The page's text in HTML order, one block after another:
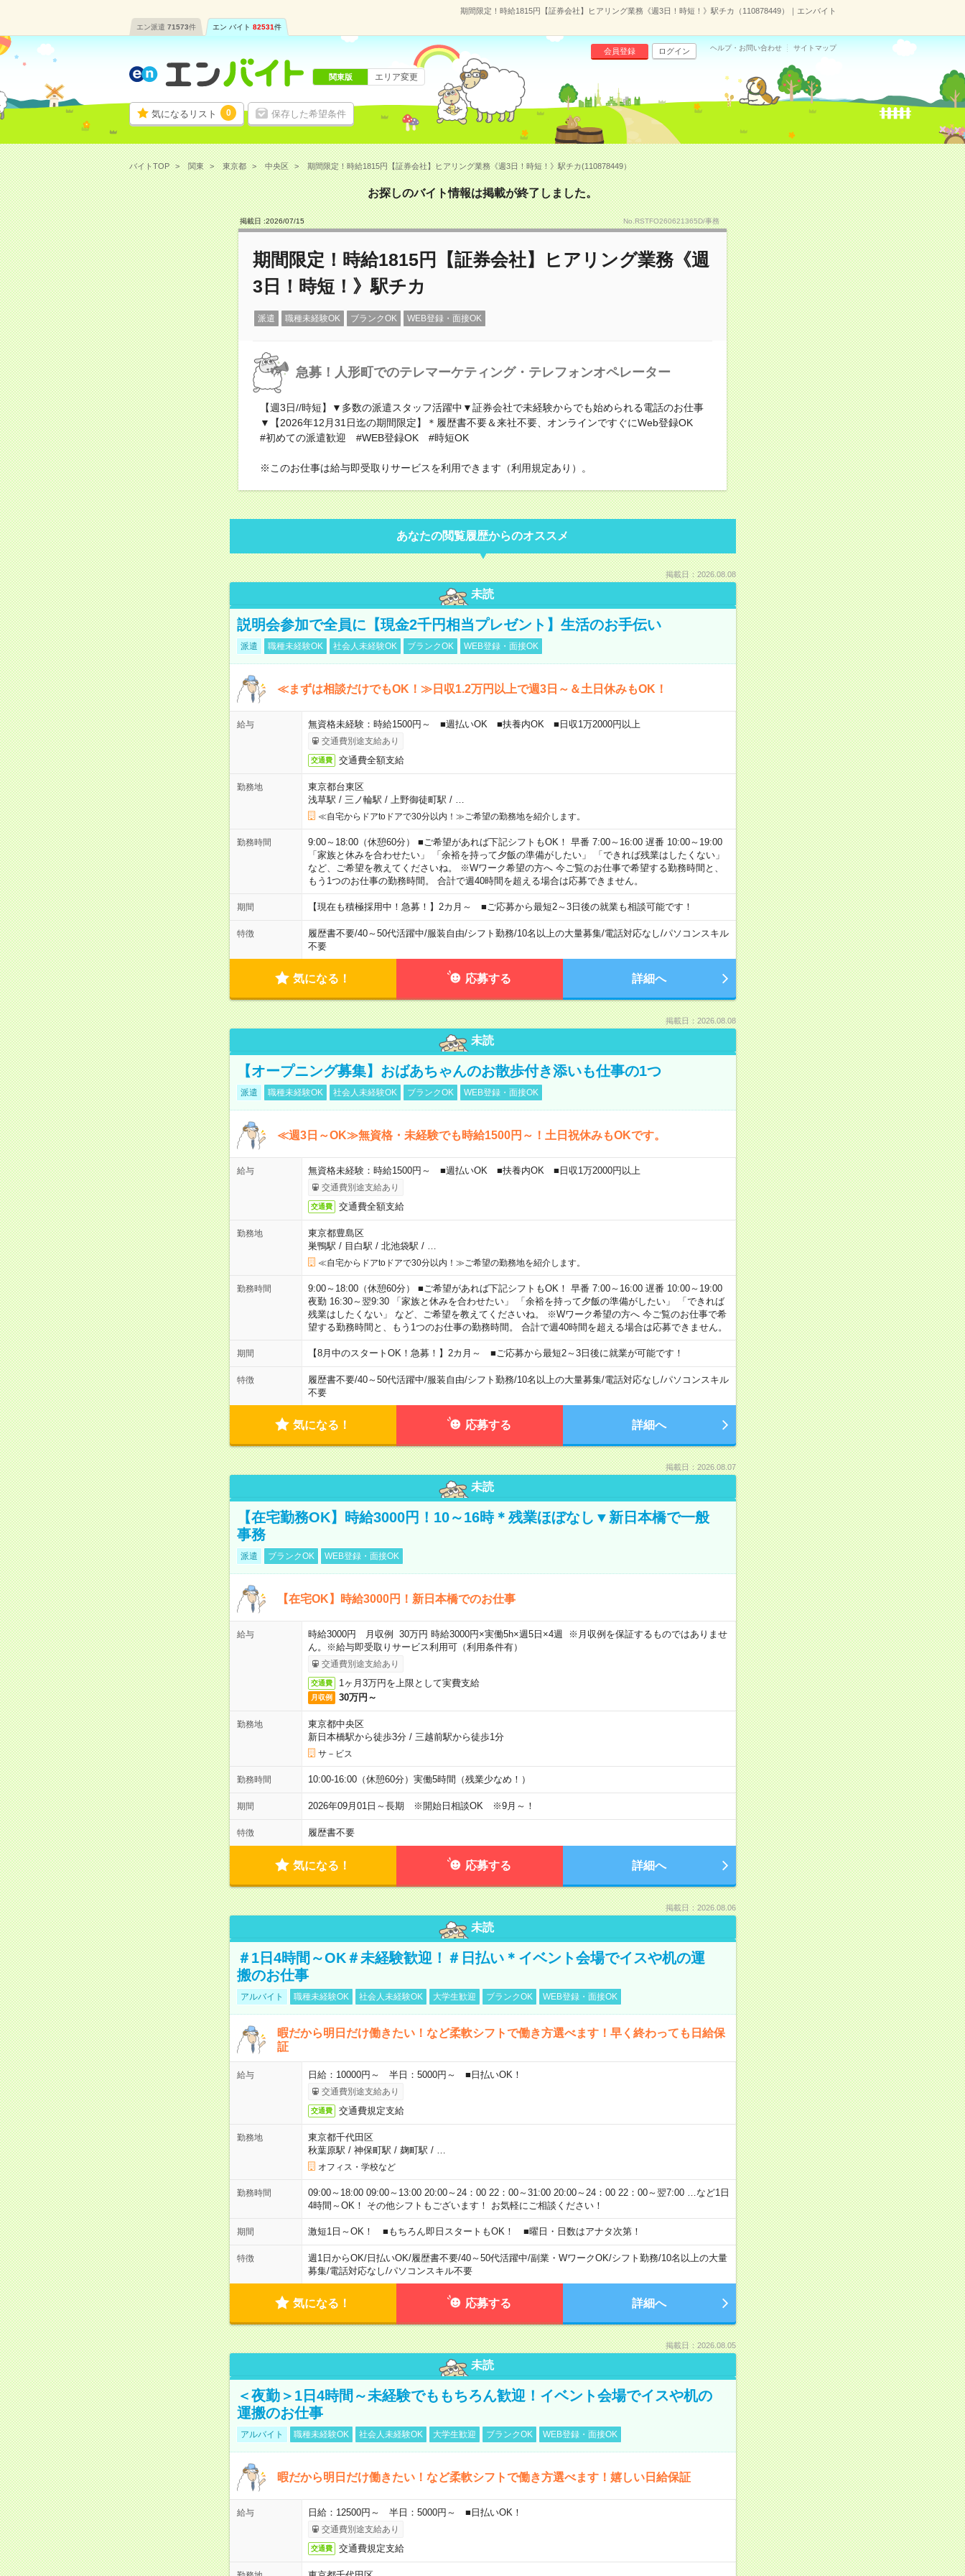
期間限定！時給1815円【証券会社】ヒアリング業務《週3日！時短！》駅チカ（110878449）｜エンバイト
エン派遣 71573件 エン バイト 82531件
気になるリスト 0 保存した希望条件
会員登録 ログイン ヘルプ・お問い合わせ サイトマップ
関東版 エリア変更
バイトTOP 関東 東京都 中央区 期間限定！時給1815円【証券会社】ヒアリング業務《週3日！時短！》駅チカ(110878449）
お探しのバイト情報は掲載が終了しました。
掲載日 :2026/07/15 No.RSTFO260621365D/事務
期間限定！時給1815円【証券会社】ヒアリング業務《週
3日！時短！》駅チカ
派遣 職種未経験OK ブランクOK WEB登録・面接OK
急募！人形町でのテレマーケティング・テレフォンオペレーター
【週3日//時短】▼多数の派遣スタッフ活躍中▼証券会社で未経験からでも始められる電話のお仕事
▼【2026年12月31日迄の期間限定】＊履歴書不要＆来社不要、オンラインですぐにWeb登録OK
#初めての派遣歓迎 #WEB登録OK #時短OK
※このお仕事は給与即受取りサービスを利用できます（利用規定あり）。
あなたの閲覧履歴からのオススメ
掲載日：2026.08.08
未読
説明会参加で全員に【現金2千円相当プレゼント】生活のお手伝い
派遣 職種未経験OK 社会人未経験OK ブランクOK WEB登録・面接OK
≪まずは相談だけでもOK！≫日収1.2万円以上で週3日～＆土日休みもOK！
給与 無資格未経験：時給1500円～ ■週払いOK ■扶養内OK ■日収1万2000円以上
交通費別途支給あり
交通費 交通費全額支給
勤務地
東京都台東区
浅草駅 / 三ノ輪駅 / 上野御徒町駅 /
≪自宅からドアtoドアで30分以内！≫ご希望の勤務地を紹介します。
勤務時間
9:00～18:00（休憩60分） ■ご希望があれば下記シフトもOK！ 早番 7:00～16:00 遅番 10:00～19:00
「家族と休みを合わせたい」 「余裕を持って夕飯の準備がしたい」 「できれば残業はしたくない」
など、ご希望を教えてくださいね。 ※Wワーク希望の方へ 今ご覧のお仕事で希望する勤務時間と、
もう1つのお仕事の勤務時間。 合計で週40時間を超える場合は応募できません。
期間 【現在も積極採用中！急募！】2カ月～ ■ご応募から最短2～3日後の就業も相談可能です！
特徴 履歴書不要/40～50代活躍中/服装自由/シフト勤務/10名以上の大量募集/電話対応なし/パソコンスキル
不要
気になる！ 応募する 詳細へ
掲載日：2026.08.08
未読
【オープニング募集】おばあちゃんのお散歩付き添いも仕事の1つ
派遣 職種未経験OK 社会人未経験OK ブランクOK WEB登録・面接OK
≪週3日～OK≫無資格・未経験でも時給1500円～！土日祝休みもOKです。
給与 無資格未経験：時給1500円～ ■週払いOK ■扶養内OK ■日収1万2000円以上
交通費別途支給あり
交通費 交通費全額支給
勤務地
東京都豊島区
巣鴨駅 / 目白駅 / 北池袋駅 /
≪自宅からドアtoドアで30分以内！≫ご希望の勤務地を紹介します。
勤務時間
9:00～18:00（休憩60分） ■ご希望があれば下記シフトもOK！ 早番 7:00～16:00 遅番 10:00～19:00
夜勤 16:30～翌9:30 「家族と休みを合わせたい」 「余裕を持って夕飯の準備がしたい」 「できれば
残業はしたくない」 など、ご希望を教えてくださいね。 ※Wワーク希望の方へ 今ご覧のお仕事で希
望する勤務時間と、もう1つのお仕事の勤務時間。 合計で週40時間を超える場合は応募できません。
期間 【8月中のスタートOK！急募！】2カ月～ ■ご応募から最短2～3日後に就業が可能です！
特徴 履歴書不要/40～50代活躍中/服装自由/シフト勤務/10名以上の大量募集/電話対応なし/パソコンスキル
不要
気になる！ 応募する 詳細へ
掲載日：2026.08.07
未読
【在宅勤務OK】時給3000円！10～16時＊残業ほぼなし▼新日本橋で一般
事務
派遣 ブランクOK WEB登録・面接OK
【在宅OK】時給3000円！新日本橋でのお仕事
給与
時給3000円 月収例 30万円 時給3000円×実働5h×週5日×4週 ※月収例を保証するものではありませ
ん。※給与即受取りサービス利用可（利用条件有）
交通費別途支給あり
交通費 1ヶ月3万円を上限として実費支給
月収例 30万円～
勤務地
東京都中央区
新日本橋駅から徒歩3分/ 三越前駅から徒歩1分
サ－ビス
勤務時間 10:00-16:00（休憩60分）実働5時間（残業少なめ！）
期間 2026年09月01日～長期 ※開始日相談OK ※9月～！
特徴 履歴書不要
気になる！ 応募する 詳細へ
掲載日：2026.08.06
未読
＃1日4時間～OK＃未経験歓迎！＃日払い＊イベント会場でイスや机の運
搬のお仕事
アルバイト 職種未経験OK 社会人未経験OK 大学生歓迎 ブランクOK WEB登録・面接OK
暇だから明日だけ働きたい！など柔軟シフトで働き方選べます！早く終わっても日給保
証
給与 日給：10000円～ 半日：5000円～ ■日払いOK！
交通費別途支給あり
交通費 交通費規定支給
勤務地
東京都千代田区
秋葉原駅 / 神保町駅 / 麹町駅 /
オフィス・学校など
勤務時間
09:00～18:00 09:00～13:00 20:00～24：00 22：00～31:00 20:00～24：00 22：00～翌7:00 …など1日
4時間～OK！ その他シフトもございます！ お気軽にご相談ください！
期間 激短1日～OK！ ■もちろん即日スタートもOK！ ■曜日・日数はアナタ次第！
特徴 週1日からOK/日払いOK/履歴書不要/40～50代活躍中/副業・WワークOK/シフト勤務/10名以上の大量
募集/電話対応なし/パソコンスキル不要
気になる！ 応募する 詳細へ
掲載日：2026.08.05
未読
＜夜勤＞1日4時間～未経験でももちろん歓迎！イベント会場でイスや机の
運搬のお仕事
アルバイト 職種未経験OK 社会人未経験OK 大学生歓迎 ブランクOK WEB登録・面接OK
暇だから明日だけ働きたい！など柔軟シフトで働き方選べます！嬉しい日給保証
給与 日給：12500円～ 半日：5000円～ ■日払いOK！
交通費別途支給あり
交通費 交通費規定支給